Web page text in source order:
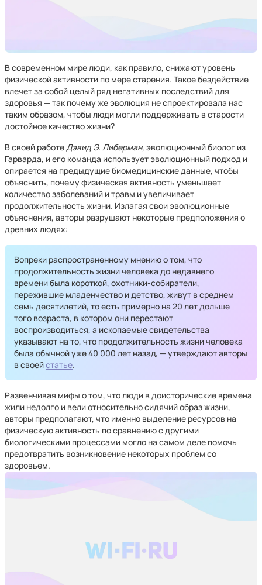
В современном мире люди, как правило, снижают уровень
физической активности по мере старения. Такое бездействие
влечет за собой целый ряд негативных последствий для
здоровья — так почему же эволюция не спроектировала нас
таким образом, чтобы люди могли поддерживать в старости
достойное качество жизни?
В своей работеДэвид Э. Либерман, эволюционный биолог из
Гарварда, и его команда использует эволюционный подход и
опирается на предыдущие биомедицинские данные, чтобы
объяснить, почему физическая активность уменьшает
количество заболеваний и травм и увеличивает
продолжительность жизни. Излагая свои эволюционные
объяснения, авторы разрушают некоторые предположения о
древних людях:
Вопреки распространенному мнению о том, что
продолжительность жизни человека до недавнего
времени была короткой, охотники-собиратели,
пережившие младенчество и детство, живут в среднем
семь десятилетий, то есть примерно на 20 лет дольше
того возраста, в котором они перестают
воспроизводиться, а ископаемые свидетельства
указывают на то, что продолжительность жизни человека
была обычной уже 40 000 лет назад, — утверждают авторы
в своейстатье.
Развенчивая мифы о том, что люди в доисторические времена
жили недолго и вели относительно сидячий образ жизни,
авторы предполагают, что именно выделение ресурсов на
физическую активность по сравнению с другими
биологическими процессами могло на самом деле помочь
предотвратить возникновение некоторых проблем со
здоровьем.